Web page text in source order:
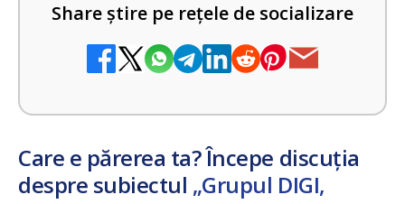
Share știre pe rețele de socializare
Care e părerea ta? Începe discuția
despre subiectul „Grupul DIGI,